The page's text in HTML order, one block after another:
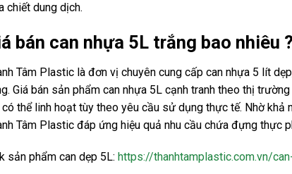
chiết dung dịch.
bán can nhựa 5L trắng bao nhiêu ?
Tâm Plastic là đơn vị chuyên cung cấp can nhựa 5 lít
Giá bán sản phẩm can nhựa 5L cạnh tranh theo thị
có thể linh hoạt tùy theo yêu cầu sử dụng thực tế. Nhờ khả
Tâm Plastic đáp ứng hiệu quả nhu cầu chứa đựng thực
sản phẩm can dẹp 5L: https://thanhtamplastic.com.vn/